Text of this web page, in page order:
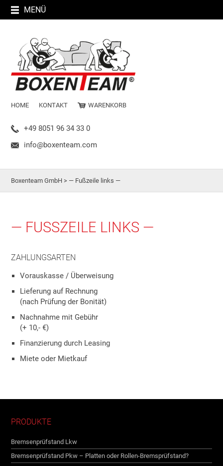
MENÜ
HOME KONTAKT WARENKORB
+49 8051 96 34 33 0
info@boxenteam.com
Boxenteam GmbH > — Fußzeile links —
— FUSSZEILE LINKS —
ZAHLUNGSARTEN
Vorauskasse / Überweisung
Lieferung auf Rechnung
(nach Prüfung der Bonität)
Nachnahme mit Gebühr
(+ 10,- €)
Finanzierung durch Leasing
Miete oder Mietkauf
PRODUKTE
Bremsenprüfstand Lkw
Bremsenprüfstand Pkw – Platten oder Rollen-Bremsprüfstand?